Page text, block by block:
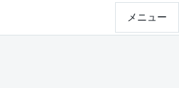
メニュー